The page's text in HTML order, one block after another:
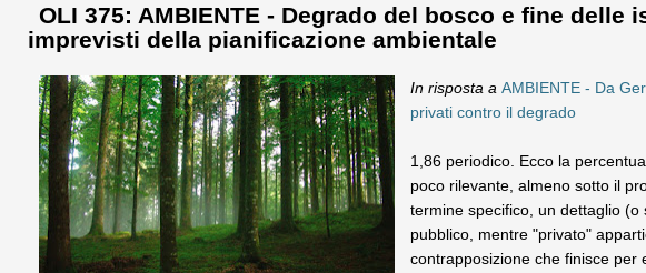
OLI 375: AMBIENTE - Degrado del bosco e fine
imprevisti della pianificazione ambientale
In risposta aAMBIENTE - Da
privati contro il degrado
1,86 periodico. Ecco la
poco rilevante, almeno sotto il
termine specifico, un dettaglio
pubblico, mentre "privato"
contrapposizione che finisce per